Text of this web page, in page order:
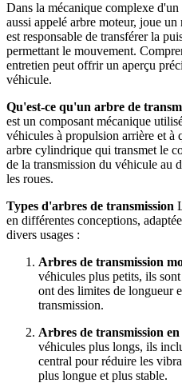
Dans la mécanique complexe
aussi appelé arbre moteur, joue
est responsable de transférer la
permettant le mouvement.
entretien peut offrir un aperçu
véhicule.
Qu'est-ce qu'un arbre de
est un composant mécanique
véhicules à propulsion arrière et à
arbre cylindrique qui transmet le
de la transmission du véhicule au
les roues.
Types d'arbres de transmission
en différentes conceptions,
divers usages :
Arbres de transmission
véhicules plus petits, ils
ont des limites de longueur
transmission.
Arbres de transmission
véhicules plus longs, ils
central pour réduire les
plus longue et plus stable.